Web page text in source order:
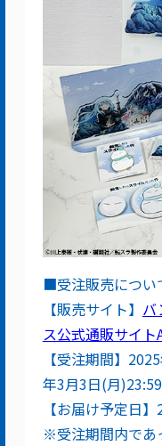
■受注販売につい
【販売サイト】 バ
ス公式通販サイト
【受注期間】
年3月3日(月)23:59
【お届け予定日
※受注期間内であ